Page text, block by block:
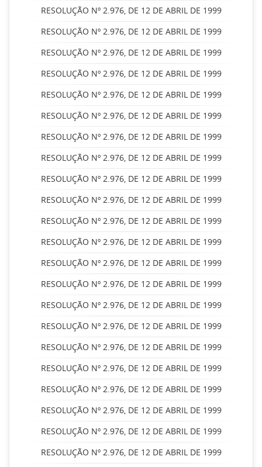
RESOLUÇÃO Nº 2.976, DE 12 DE ABRIL DE 1999
RESOLUÇÃO Nº 2.976, DE 12 DE ABRIL DE 1999
RESOLUÇÃO Nº 2.976, DE 12 DE ABRIL DE 1999
RESOLUÇÃO Nº 2.976, DE 12 DE ABRIL DE 1999
RESOLUÇÃO Nº 2.976, DE 12 DE ABRIL DE 1999
RESOLUÇÃO Nº 2.976, DE 12 DE ABRIL DE 1999
RESOLUÇÃO Nº 2.976, DE 12 DE ABRIL DE 1999
RESOLUÇÃO Nº 2.976, DE 12 DE ABRIL DE 1999
RESOLUÇÃO Nº 2.976, DE 12 DE ABRIL DE 1999
RESOLUÇÃO Nº 2.976, DE 12 DE ABRIL DE 1999
RESOLUÇÃO Nº 2.976, DE 12 DE ABRIL DE 1999
RESOLUÇÃO Nº 2.976, DE 12 DE ABRIL DE 1999
RESOLUÇÃO Nº 2.976, DE 12 DE ABRIL DE 1999
RESOLUÇÃO Nº 2.976, DE 12 DE ABRIL DE 1999
RESOLUÇÃO Nº 2.976, DE 12 DE ABRIL DE 1999
RESOLUÇÃO Nº 2.976, DE 12 DE ABRIL DE 1999
RESOLUÇÃO Nº 2.976, DE 12 DE ABRIL DE 1999
RESOLUÇÃO Nº 2.976, DE 12 DE ABRIL DE 1999
RESOLUÇÃO Nº 2.976, DE 12 DE ABRIL DE 1999
RESOLUÇÃO Nº 2.976, DE 12 DE ABRIL DE 1999
RESOLUÇÃO Nº 2.976, DE 12 DE ABRIL DE 1999
RESOLUÇÃO Nº 2.976, DE 12 DE ABRIL DE 1999